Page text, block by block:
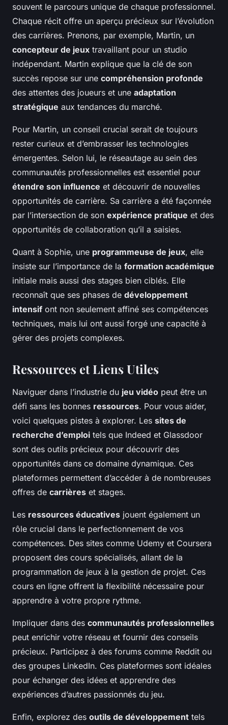
souvent le parcours unique de chaque professionnel.
Chaque récit offre un aperçu précieux sur l’évolution
des carrières. Prenons, par exemple, Martin, un
concepteur de jeux travaillant pour un studio
indépendant. Martin explique que la clé de son
succès repose sur une compréhension profonde
des attentes des joueurs et une adaptation
stratégique aux tendances du marché.
Pour Martin, un conseil crucial serait de toujours
rester curieux et d’embrasser les technologies
émergentes. Selon lui, le réseautage au sein des
communautés professionnelles est essentiel pour
étendre son influence et découvrir de nouvelles
opportunités de carrière. Sa carrière a été façonnée
par l’intersection de son expérience pratique et des
opportunités de collaboration qu’il a saisies.
Quant à Sophie, une programmeuse de jeux, elle
insiste sur l’importance de la formation académique
initiale mais aussi des stages bien ciblés. Elle
reconnaît que ses phases de développement
intensif ont non seulement affiné ses compétences
techniques, mais lui ont aussi forgé une capacité à
gérer des projets complexes.
Ressources et Liens Utiles
Naviguer dans l’industrie du jeu vidéo peut être un
défi sans les bonnes ressources. Pour vous aider,
voici quelques pistes à explorer. Les sites de
recherche d’emploi tels que Indeed et Glassdoor
sont des outils précieux pour découvrir des
opportunités dans ce domaine dynamique. Ces
plateformes permettent d’accéder à de nombreuses
offres de carrières et stages.
Les ressources éducatives jouent également un
rôle crucial dans le perfectionnement de vos
compétences. Des sites comme Udemy et Coursera
proposent des cours spécialisés, allant de la
programmation de jeux à la gestion de projet. Ces
cours en ligne offrent la flexibilité nécessaire pour
apprendre à votre propre rythme.
Impliquer dans des communautés professionnelles
peut enrichir votre réseau et fournir des conseils
précieux. Participez à des forums comme Reddit ou
des groupes LinkedIn. Ces plateformes sont idéales
pour échanger des idées et apprendre des
expériences d’autres passionnés du jeu.
Enfin, explorez des outils de développement tels